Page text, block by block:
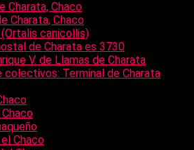
Charata, Chaco
Charata, Chaco
(Ortalis canicollis)
de Charata es 3730
V. de Llamas de Charata
colectivos: Terminal de Charata
Chaco